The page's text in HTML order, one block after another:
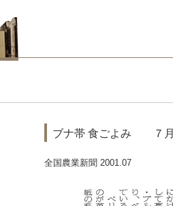
ブナ帯 食ごよみ ７月
全国農業新聞 2001.07